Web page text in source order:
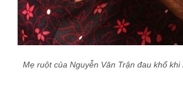
Mẹ ruột của Nguyễn Văn Trận đau khổ